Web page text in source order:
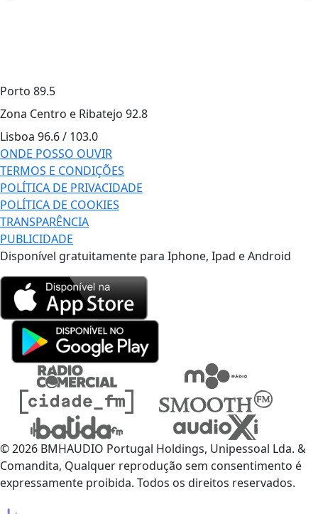
Porto 89.5
Zona Centro e Ribatejo 92.8
Lisboa 96.6 / 103.0
ONDE POSSO OUVIR
TERMOS E CONDIÇÕES
POLÍTICA DE PRIVACIDADE
POLÍTICA DE COOKIES
TRANSPARÊNCIA
PUBLICIDADE
Disponível gratuitamente para Iphone, Ipad e Android
© 2026 BMHAUDIO Portugal Holdings, Unipessoal Lda. &
Comandita, Qualquer reprodução sem consentimento é
expressamente proibida. Todos os direitos reservados.